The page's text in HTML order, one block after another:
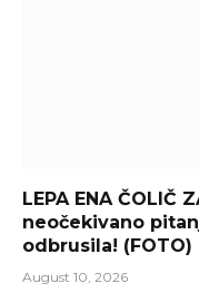
LEPA ENA ČOLIČ
neočekivano
odbrusila! (FOTO)
August 10, 2026